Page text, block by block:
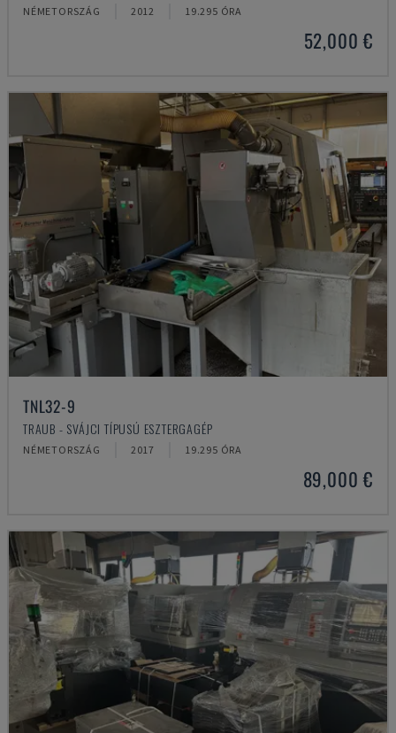
NÉMETORSZÁG 2012 19.295 ÓRA
52,000 €
TNL32-9
TRAUB - SVÁJCI TÍPUSÚ ESZTERGAGÉP
NÉMETORSZÁG 2017 19.295 ÓRA
89,000 €